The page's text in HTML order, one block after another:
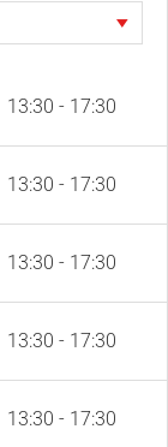
13:30 - 17:30
13:30 - 17:30
13:30 - 17:30
13:30 - 17:30
13:30 - 17:30